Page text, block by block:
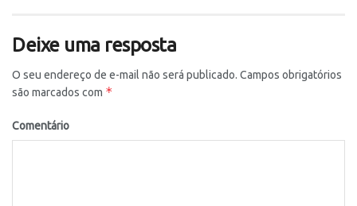
Deixe uma resposta
O seu endereço de e-mail não será publicado. Campos obrigatórios
são marcados com *
Comentário